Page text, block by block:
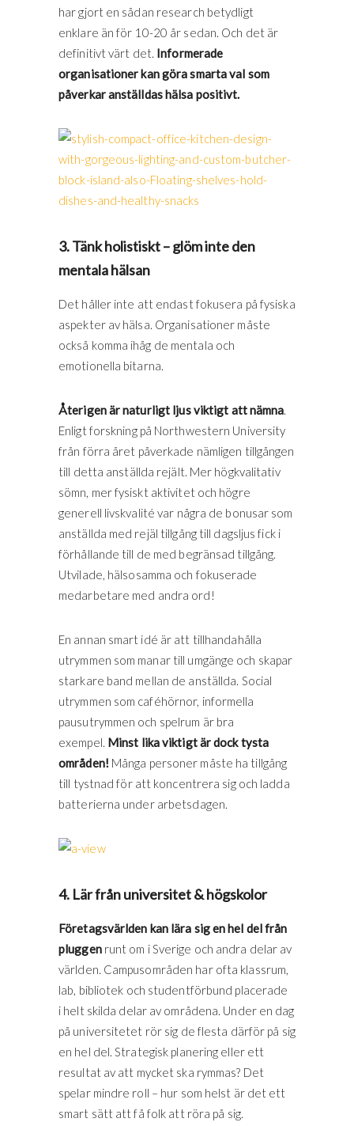
har gjort en sådan research betydligt
enklare än för 10-20 år sedan. Och det är
definitivt värt det. Informerade
organisationer kan göra smarta val som
påverkar anställdas hälsa positivt.
3. Tänk holistiskt – glöm inte den
mentala hälsan
Det håller inte att endast fokusera på fysiska
aspekter av hälsa. Organisationer måste
också komma ihåg de mentala och
emotionella bitarna.
Återigen är naturligt ljus viktigt att nämna.
Enligt forskning på Northwestern University
från förra året påverkade nämligen tillgången
till detta anställda rejält. Mer högkvalitativ
sömn, mer fysiskt aktivitet och högre
generell livskvalité var några de bonusar som
anställda med rejäl tillgång till dagsljus fick i
förhållande till de med begränsad tillgång.
Utvilade, hälsosamma och fokuserade
medarbetare med andra ord!
En annan smart idé är att tillhandahålla
utrymmen som manar till umgänge och skapar
starkare band mellan de anställda. Social
utrymmen som caféhörnor, informella
pausutrymmen och spelrum är bra
exempel. Minst lika viktigt är dock tysta
områden! Många personer måste ha tillgång
till tystnad för att koncentrera sig och ladda
batterierna under arbetsdagen.
4. Lär från universitet & högskolor
Företagsvärlden kan lära sig en hel del från
pluggenrunt om i Sverige och andra delar av
världen. Campusområden har ofta klassrum,
lab, bibliotek och studentförbund placerade
i helt skilda delar av områdena. Under en dag
på universitetet rör sig de flesta därför på sig
en hel del. Strategisk planering eller ett
resultat av att mycket ska rymmas? Det
spelar mindre roll – hur som helst är det ett
smart sätt att få folk att röra på sig.